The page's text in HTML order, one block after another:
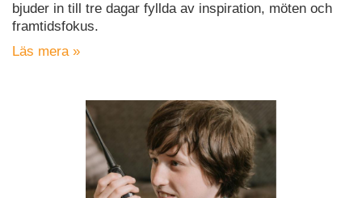
bjuder in till tre dagar fyllda av inspiration, möten och
framtidsfokus.
Läs mera »